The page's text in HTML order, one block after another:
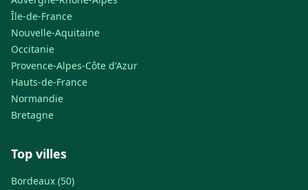
Île-de-France
Nouvelle-Aquitaine
Occitanie
Provence-Alpes-Côte d'Azur
Hauts-de-France
Normandie
Bretagne
Top villes
Bordeaux (50)